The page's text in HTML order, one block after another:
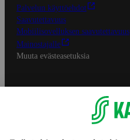
Palvelun käyttöehdot
Saavutettavuus
Mobiilisovelluksen saavutettavuus
Mainostajalle
Muuta evästeasetuksia
S-ryhmän palvelut